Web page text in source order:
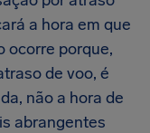
a hora em que
ocorre porque,
de voo, é
não a hora de
abrangentes